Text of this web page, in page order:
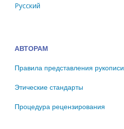
Русский
АВТОРАМ
Правила представления рукописи
Этические стандарты
Процедура рецензирования